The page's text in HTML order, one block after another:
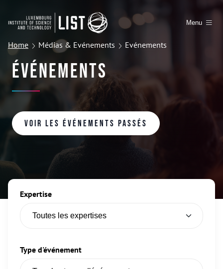
Menu
Home Médias & Evénements Evénements
Événements
Voir les événements passés
Expertise
Type d'événement